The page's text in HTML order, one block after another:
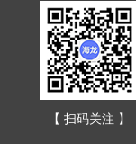
【 扫码关注 】